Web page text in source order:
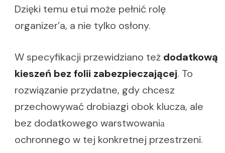
Dzięki temu etui może pełnić rolę
organizer’a, a nie tylko osłony.
W specyfikacji przewidziano też dodatkową
kieszeń bez folii zabezpieczającej. To
rozwiązanie przydatne, gdy chcesz
przechowywać drobiazgi obok klucza, ale
bez dodatkowego warstwowaniа
ochronnego w tej konkretnej przestrzeni.